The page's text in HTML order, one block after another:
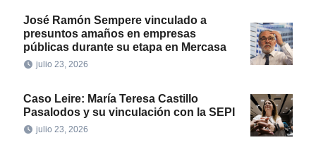
José Ramón Sempere vinculado a
presuntos amaños en empresas
públicas durante su etapa en Mercasa
julio 23, 2026
Caso Leire: María Teresa Castillo
Pasalodos y su vinculación con la SEPI
julio 23, 2026